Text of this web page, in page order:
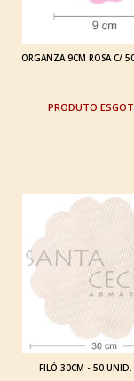
ORGANZA 9CM ROSA C/
FILÓ 30CM - 50 UNID.